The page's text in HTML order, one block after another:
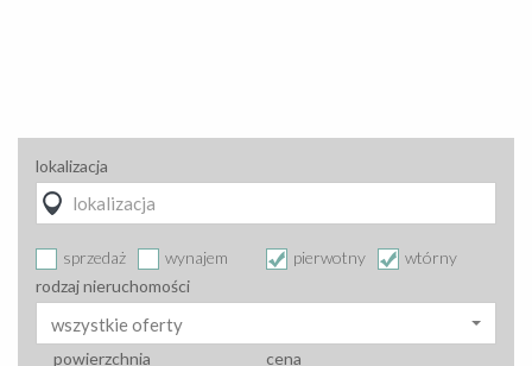
lokalizacja
sprzedaż wynajem pierwotny
wtórny
rodzaj nieruchomości
wszystkie oferty
powierzchnia cena